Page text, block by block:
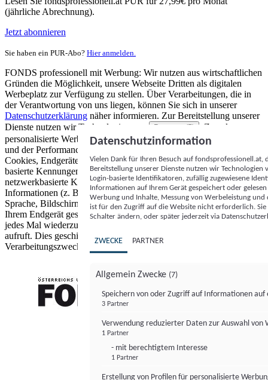
(jährliche Abrechnung).
Jetzt abonnieren
Sie haben ein PUR-Abo? Hier anmelden.
FONDS professionell mit Werbung: Wir nutzen aus wirtschaftlichen
Gründen die Möglichkeit, unsere Webseite Dritten als digitalen
Werbeplatz zur Verfügung zu stellen. Über Verarbeitungen, die in
der Verantwortung von uns liegen, können Sie sich in unserer
Datenschutzerklärung näher informieren. Zur Bereitstellung unserer
Dienste nutzen wir Technologien von
Partnern (5)
. Zwecke:
personalisierte Werbung und Inhalte, Messung von Werbeleistung
und der Performance von Inhalten sowie Zielgruppenforschung.
Cookies, Endgeräte- oder ähnliche Online-Kennungen (z. B. login-
basierte Kennungen, zufällig generierte Kennungen,
netzwerkbasierte Kennungen) können zusammen mit anderen
Informationen (z. B. Browsertyp und Browserinformationen,
Sprache, Bildschirmgröße, unterstützte Technologien usw.) auf
Ihrem Endgerät gespeichert oder von dort ausgelesen werden, um es
jedes Mal wiederzuerkennen, wenn es eine App oder einer Webseite
aufruft. Dies geschieht für einen oder mehrere der hier aufgeführten
Verarbeitungszwecke.
Datenschutzinformation
Vielen Dank für Ihren Besuch auf
Bereitstellung unserer Dienste nutzen wir Technologien
Login-basierte Identifikatoren, zufällig zugewiesene
Informationen auf Ihrem Gerät gespeichert oder
Werbung und Inhalte, Messung von Werbeleistung
ist für den Zugriff auf die Website nicht erforderlich.
Schalter ändern, oder später jederzeit via
ZWECKE PARTNER
Allgemein Zwecke (7)
Speichern von oder Zugriff auf Informationen auf
3 Partner
Verwendung reduzierter Daten zur Auswahl von
1 Partner
- mit berechtigtem Interesse
1 Partner
Erstellung von Profilen für personalisierte
FONDS professionell